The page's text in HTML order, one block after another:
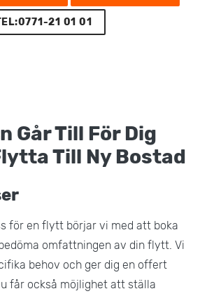
21 01 01
Går Till För Dig
Till Ny Bostad
för en flytt börjar vi med att boka
omfattningen av din flytt. Vi
behov och ger dig en offert
får också möjlighet att ställa